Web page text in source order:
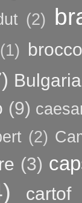
(2)
(1)
Bulgaria
(9)
(2)
(3)
cartof